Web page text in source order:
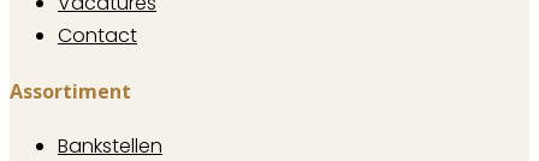
Contact
Assortiment
Bankstellen